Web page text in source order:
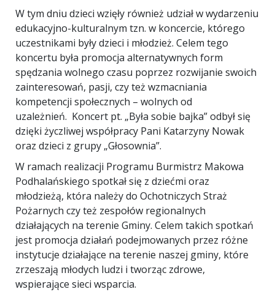
W tym dniu dzieci wzięły również udział w wydarzeniu
edukacyjno-kulturalnym tzn. w koncercie, którego
uczestnikami były dzieci i młodzież. Celem tego
koncertu była promocja alternatywnych form
spędzania wolnego czasu poprzez rozwijanie swoich
zainteresowań, pasji, czy też wzmacniania
kompetencji społecznych – wolnych od
uzależnień. Koncert pt. „Była sobie bajka” odbył się
dzięki życzliwej współpracy Pani Katarzyny Nowak
oraz dzieci z grupy „Głosownia”.
W ramach realizacji Programu Burmistrz Makowa
Podhalańskiego spotkał się z dziećmi oraz
młodzieżą, która należy do Ochotniczych Straż
Pożarnych czy też zespołów regionalnych
działających na terenie Gminy. Celem takich spotkań
jest promocja działań podejmowanych przez różne
instytucje działające na terenie naszej gminy, które
zrzeszają młodych ludzi i tworząc zdrowe,
wspierające sieci wsparcia.